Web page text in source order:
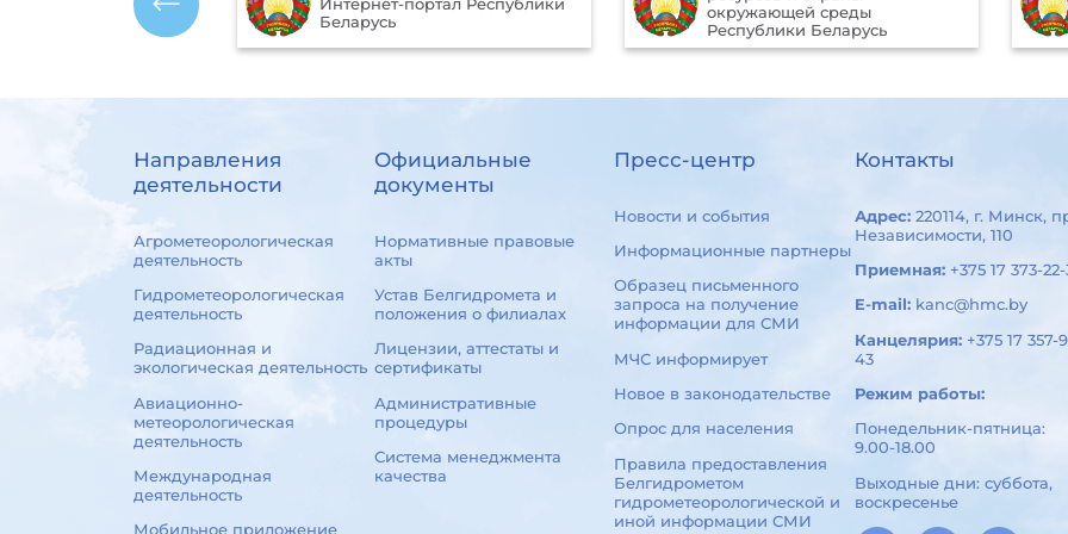
портал Республики
окружающей среды
Республики Беларусь
портал Президента
Республики Беларусь
Направления
деятельности
Агрометеорологическая
деятельность
Гидрометеорологическая
деятельность
Радиационная и
экологическая деятельность
Авиационно-
метеорологическая
деятельность
Международная
деятельность
Мобильное приложение
Официальные
документы
Нормативные правовые
акты
Устав Белгидромета и
положения о филиалах
Лицензии, аттестаты и
сертификаты
Административные
процедуры
Система менеджмента
качества
Пресс-центр
Новости и события
Информационные партнеры
Образец письменного
запроса на получение
информации для СМИ
МЧС информирует
Новое в законодательстве
Опрос для населения
Правила предоставления
Белгидрометом
гидрометеорологической и
иной информации СМИ
Контакты
Адрес:220114, г. Минск,
Независимости, 110
Приемная:+375 17 373-22-
E-mail: kanc@hmc.by
Канцелярия:+375 17 357-
43
Режим работы:
Понедельник-пятница:
9.00-18.00
Выходные дни: суббота,
воскресенье